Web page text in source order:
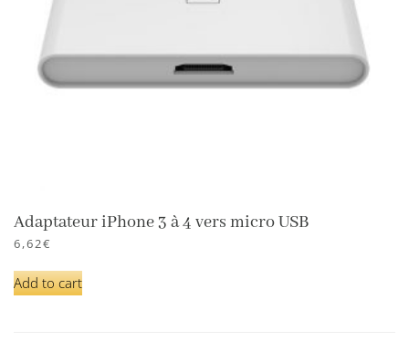
Adaptateur iPhone 3 à 4 vers micro USB
6,62€
Add to cart